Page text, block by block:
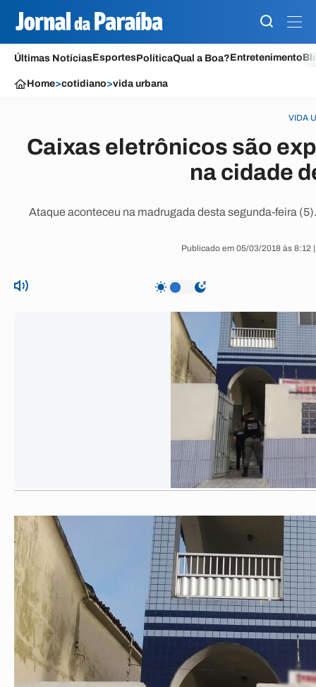
Últimas NotíciasEsportesPolíticaQual a Boa?Entretenimento
Home>cotidiano>vida urbana
VIDA
Caixas eletrônicos são
na cidade
Ataque aconteceu na madrugada desta segunda-feira
Publicado em 05/03/2018 às 8:12